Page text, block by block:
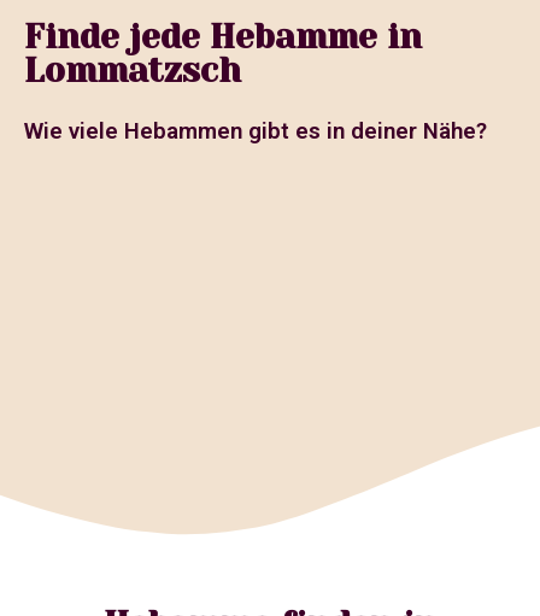
Finde jede Hebamme in
Lommatzsch
Wie viele Hebammen gibt es in deiner Nähe?